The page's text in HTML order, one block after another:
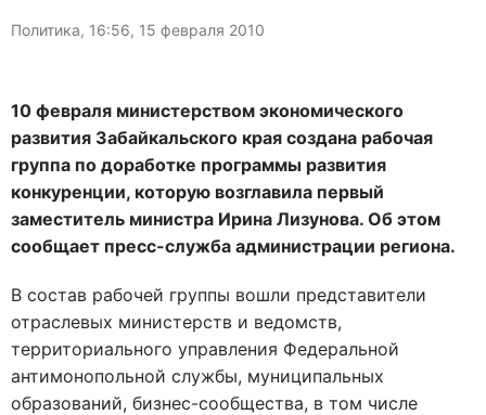
Политика, 16:56, 15 февраля 2010
10 февраля министерством экономического
развития Забайкальского края создана рабочая
группа по доработке программы развития
конкуренции, которую возглавила первый
заместитель министра Ирина Лизунова. Об этом
сообщает пресс-служба администрации региона.
В состав рабочей группы вошли представители
отраслевых министерств и ведомств,
территориального управления Федеральной
антимонопольной службы, муниципальных
образований, бизнес-сообщества, в том числе